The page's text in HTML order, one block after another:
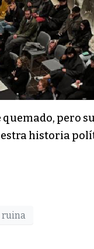
pero
historia
ruina